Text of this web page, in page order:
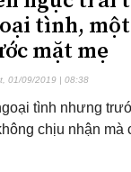
tình,
mặt mẹ
01/09/2019 | 08:38
tình nhưng
chịu nhận